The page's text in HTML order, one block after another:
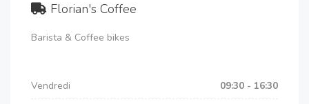
Florian's Coffee
Barista & Coffee bikes
Vendredi
09:30 - 16:30